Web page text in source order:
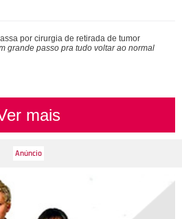
Confira mães e filhas famosas que são
por cirurgia de retirada de tumor
grande passo pra tudo voltar ao normal
mais